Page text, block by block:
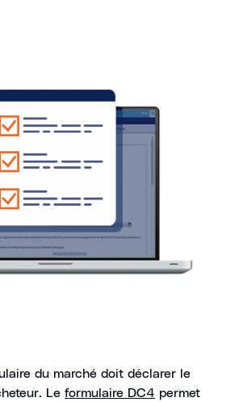
du marché doit déclarer le
Le formulaire DC4 permet